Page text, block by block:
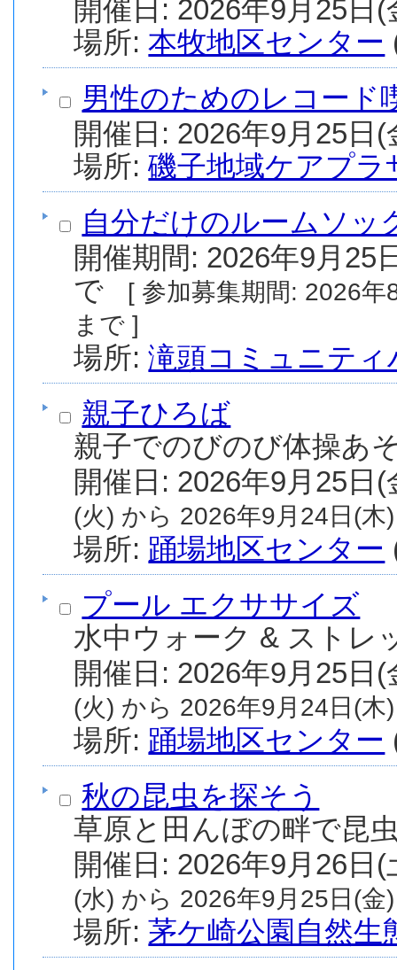
場所:本牧地区センター
男性のためのレコード
場所:磯子地域ケアプラ
自分だけのルームソッ
開催期間: 2026年9月25
[ 参加募集期間: 2026年8月11日(火) から 2026年9月24日(木)
まで ]
場所:滝頭コミュニティ
親子ひろば
親子でのびのび体操あ
(火) から 2026年9月24日(木
場所: 踊場地区センター
プール エクササイズ
水中ウォーク & ストレ
(火) から 2026年9月24日(木
場所: 踊場地区センター
秋の昆虫を探そう
草原と田んぼの畔で昆
(水) から 2026年9月25日(金
場所:茅ケ崎公園自然生